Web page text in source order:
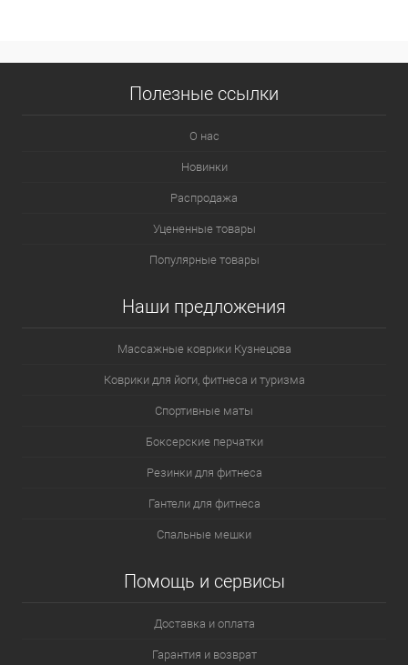
Полезные ссылки
О нас
Новинки
Распродажа
Уцененные товары
Популярные товары
Наши предложения
Массажные коврики Кузнецова
Коврики для йоги, фитнеса и туризма
Спортивные маты
Боксерские перчатки
Резинки для фитнеса
Гантели для фитнеса
Спальные мешки
Помощь и сервисы
Доставка и оплата
Гарантия и возврат